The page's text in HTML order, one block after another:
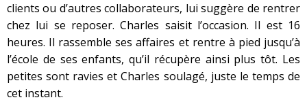
clients ou d’autres collaborateurs, lui suggère de rentrer
chez lui se reposer. Charles saisit l’occasion. Il est 16
heures. Il rassemble ses affaires et rentre à pied jusqu’à
l’école de ses enfants, qu’il récupère ainsi plus tôt. Les
petites sont ravies et Charles soulagé, juste le temps de
cet instant.